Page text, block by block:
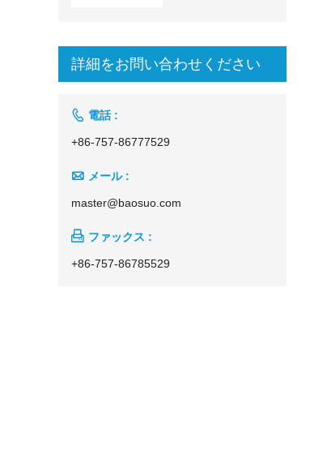
詳細をお問い合わせください
 電話 :
+86-757-86777529
 メール :
master@baosuo.com
 ファックス :
+86-757-86785529